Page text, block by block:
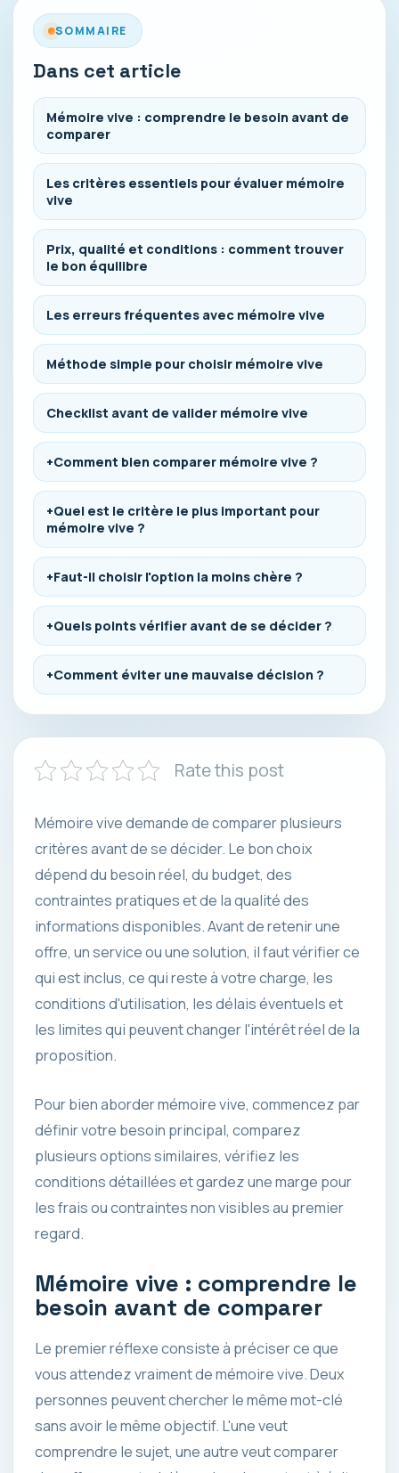
SOMMAIRE
Dans cet article
Mémoire vive : comprendre le besoin avant de
comparer
Les critères essentiels pour évaluer mémoire
vive
Prix, qualité et conditions : comment trouver
le bon équilibre
Les erreurs fréquentes avec mémoire vive
Méthode simple pour choisir mémoire vive
Checklist avant de valider mémoire vive
+Comment bien comparer mémoire vive ?
+Quel est le critère le plus important pour
mémoire vive ?
+Faut-il choisir l'option la moins chère ?
+Quels points vérifier avant de se décider ?
+Comment éviter une mauvaise décision ?
Rate this post
Mémoire vive demande de comparer plusieurs
critères avant de se décider. Le bon choix
dépend du besoin réel, du budget, des
contraintes pratiques et de la qualité des
informations disponibles. Avant de retenir une
offre, un service ou une solution, il faut vérifier ce
qui est inclus, ce qui reste à votre charge, les
conditions d'utilisation, les délais éventuels et
les limites qui peuvent changer l'intérêt réel de la
proposition.
Pour bien aborder mémoire vive, commencez par
définir votre besoin principal, comparez
plusieurs options similaires, vérifiez les
conditions détaillées et gardez une marge pour
les frais ou contraintes non visibles au premier
regard.
Mémoire vive : comprendre le
besoin avant de comparer
Le premier réflexe consiste à préciser ce que
vous attendez vraiment de mémoire vive. Deux
personnes peuvent chercher le même mot-clé
sans avoir le même objectif. L'une veut
comprendre le sujet, une autre veut comparer